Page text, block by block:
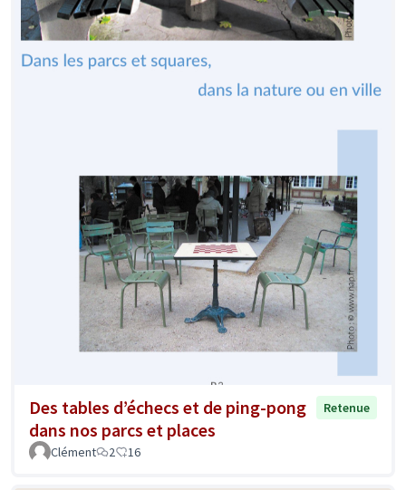
Des tables d’échecs et de ping-pong
dans nos parcs et places
Retenue
Clément 2 16